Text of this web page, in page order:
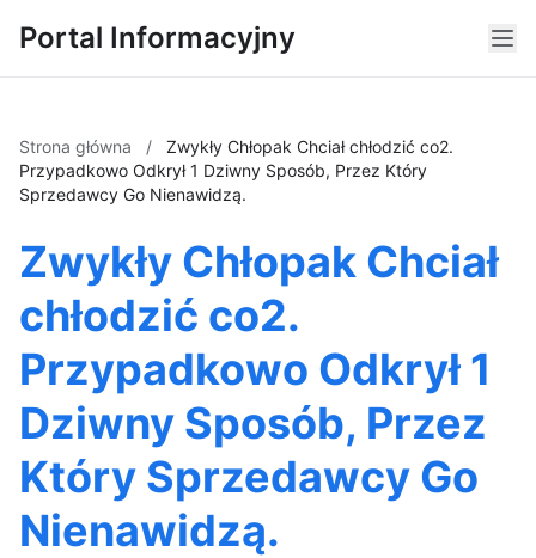
Portal Informacyjny
Strona główna /
Zwykły Chłopak Chciał chłodzić co2.
Przypadkowo Odkrył 1 Dziwny Sposób, Przez Który
Sprzedawcy Go Nienawidzą.
Zwykły Chłopak Chciał
chłodzić co2.
Przypadkowo Odkrył 1
Dziwny Sposób, Przez
Który Sprzedawcy Go
Nienawidzą.